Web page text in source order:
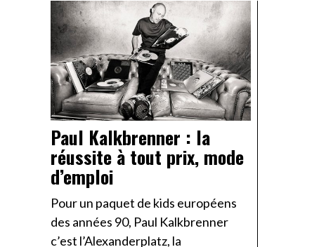
Paul Kalkbrenner : la
réussite à tout prix, mode
d’emploi
Pour un paquet de kids européens
des années 90, Paul Kalkbrenner
c’est l’Alexanderplatz, la